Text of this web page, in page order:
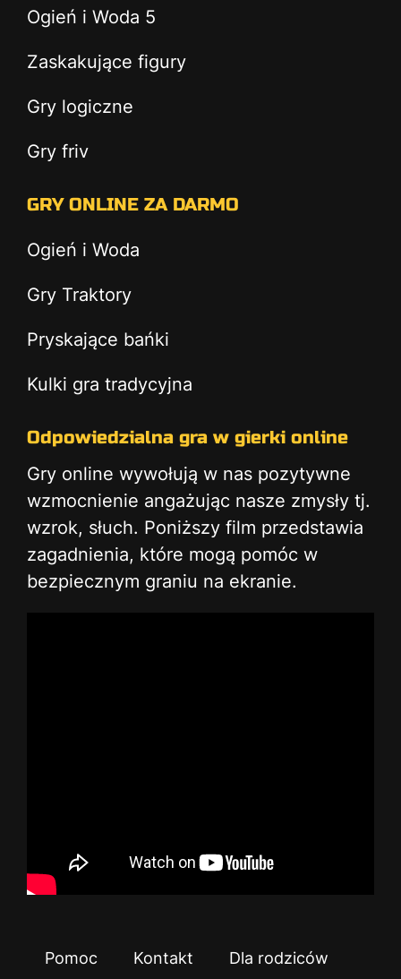
Ogień i Woda 5
Zaskakujące figury
Gry logiczne
Gry friv
GRY ONLINE ZA DARMO
Ogień i Woda
Gry Traktory
Pryskające bańki
Kulki gra tradycyjna
Odpowiedzialna gra w gierki online
Gry online wywołują w nas pozytywne
wzmocnienie angażując nasze zmysły tj.
wzrok, słuch. Poniższy film przedstawia
zagadnienia, które mogą pomóc w
bezpiecznym graniu na ekranie.
Pomoc Kontakt Dla rodziców